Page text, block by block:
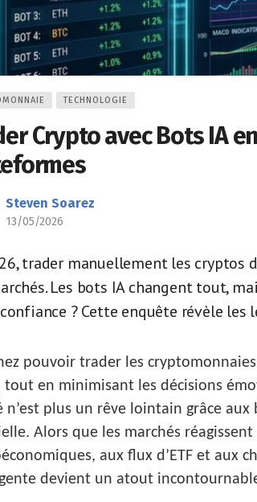
TECHNOLOGIE
Crypto avec Bots IA
Steven Soarez
13/05/2026
trader manuellement les cryptos
Les bots IA changent tout,
? Cette enquête révèle les
pouvoir trader les
tout en minimisant les décisions
n’est plus un rêve lointain grâce
Alors que les marchés
aux flux d’ETF et aux
devient un atout